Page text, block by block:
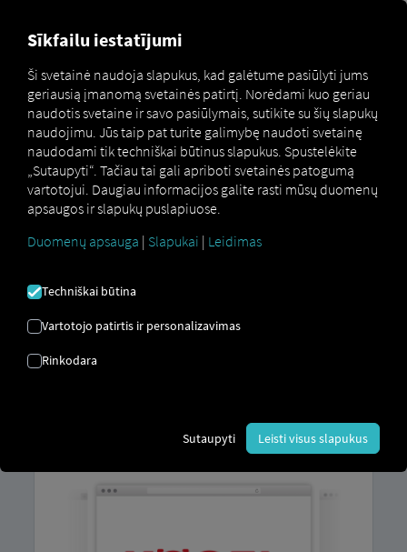
Marketplace Connectors Kögel Connect
KÖGEL PRISIJUNGTI
priekabų? Tuomet prijunkite jas tiesiai prie
žemėlapyje
transporto priemones, galite rasti mūsų
nuosekliose instrukcijose.
Sīkfailu iestatījumi
Ši svetainė naudoja slapukus, kad galėtume pasiūlyti jums
geriausią įmanomą svetainės patirtį. Norėdami kuo geriau
naudotis svetaine ir savo pasiūlymais, sutikite su šių slapukų
naudojimu. Jūs taip pat turite galimybę naudoti svetainę
naudodami tik techniškai būtinus slapukus. Spustelėkite
„Sutaupyti“. Tačiau tai gali apriboti svetainės patogumą
vartotojui. Daugiau informacijos galite rasti mūsų duomenų
apsaugos ir slapukų puslapiuose.
Duomenų apsauga | Slapukai | Leidimas
Techniškai būtina
Vartotojo patirtis ir personalizavimas
Rinkodara
Sutaupyti Leisti visus slapukus